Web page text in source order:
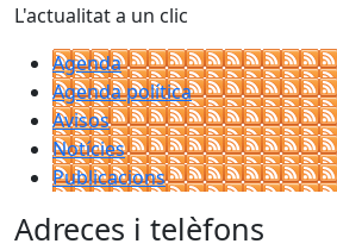
L'actualitat a un clic
Agenda
Agenda política
Avisos
Notícies
Publicacions
Adreces i telèfons